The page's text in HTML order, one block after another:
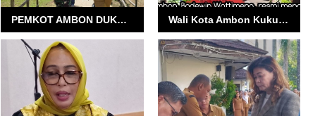
PEMKOT AMBON DUKUNG PENUH PROGRAM TMMD UNTUK SEJAHTERAKAN MASYARAKAT Wali Kota Ambon Kukuhkan Sanggar Seni Tamariska, Dorong Anak Muda Jauhi Narkoba dan Hidupkan Pariwisata